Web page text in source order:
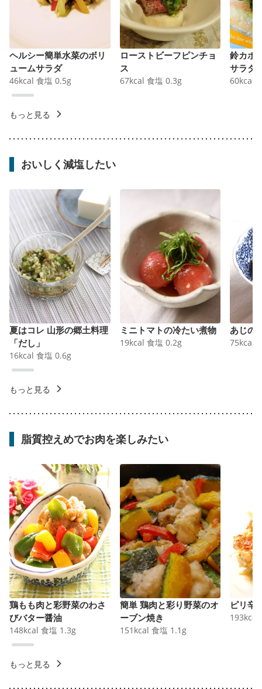
ヘルシー簡単水菜のボリ
ュームサラダ
46kcal 食塩 0.5g
ローストビーフピンチョ
ス
67kcal 食塩 0.3g
鈴カボ
サラダ
60kcal
もっと見る
おいしく減塩したい
夏はコレ 山形の郷土料理
「だし」
16kcal 食塩 0.6g
ミニトマトの冷たい煮物
19kcal 食塩 0.2g
あじの
75kcal
もっと見る
脂質控えめでお肉を楽しみたい
鶏もも肉と彩野菜のわさ
びバター醤油
148kcal 食塩 1.3g
簡単 鶏肉と彩り野菜のオ
ーブン焼き
151 kcal 食塩 1.1 g
ピリ辛
193kcal
もっと見る